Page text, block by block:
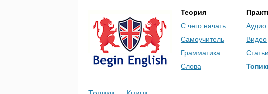
Теория
С чего начать
Самоучитель
Грамматика
Слова
Аудио
Видео
Статьи